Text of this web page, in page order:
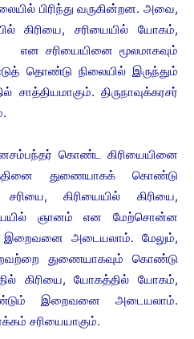
பிரிந்து வருகின்றன. அவை,
கிரியை, சரியையில் யோகம்,
மூலமாகவும்
தொண்டு நிலையில் இருந்தும்
திருநாவுக்கரசர்
கொண்ட கிரியையினை
துணையாகக் கொண்டு
சரியை, கிரியையில் கிரியை,
ஞானம் என மேற்சொன்ன
இறைவனை அடையலாம். மேலும்,
துணையாகவும் கொண்டு
கிரியை, யோகத்தில் யோகம்,
இறைவனை அடையலாம்.
சரியையாகும்.